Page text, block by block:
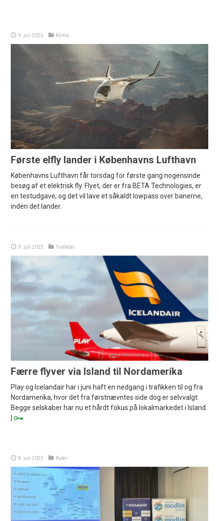
9. juli 2025 Klima
Første elfly lander i Københavns Lufthavn
Københavns Lufthavn får torsdag for første gang nogensinde
besøg af et elektrisk fly. Flyet, der er fra BETA Technologies, er
en testudgave, og det vil lave et såkaldt lowpass over banerne,
inden det lander.
9. juli 2025 Trafiktal
Færre flyver via Island til Nordamerika
Play og Icelandair har i juni haft en nedgang i trafikken til og fra
Nordamerika, hvor det fra førstnævntes side dog er selvvalgt.
Begge selskaber har nu et hårdt fokus på lokalmarkedet i Island.
|
8. juli 2025 Ruter